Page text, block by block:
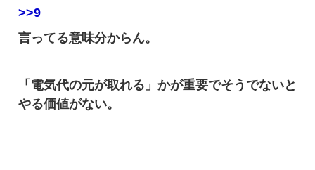
>>9
言ってる意味分からん。
「電気代の元が取れる」かが重要でそうでないと
やる価値がない。